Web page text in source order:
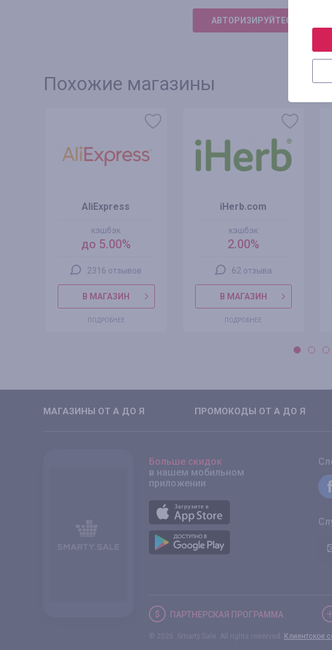
АВТОРИЗИРУЙТЕСЬ, ЧТОБЫ
Похожие магазины
AliExpress
кэшбэк
до 5.00%
2316 отзывов
В МАГАЗИН
ПОДРОБНЕЕ
iHerb.com
кэшбэк
2.00%
62 отзыва
В МАГАЗИН
ПОДРОБНЕЕ
МАГАЗИНЫ ОТ А ДО Я ПРОМОКОДЫ ОТ А ДО Я
Больше скидок
в нашем мобильном
приложении
ПАРТНЕРСКАЯ ПРОГРАММА
Клиентское